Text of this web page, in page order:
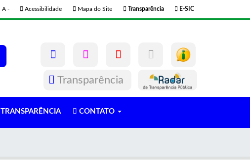
A - Acessibilidade Mapa do Site Transparência E-SIC
Transparência
TRANSPARÊNCIA CONTATO